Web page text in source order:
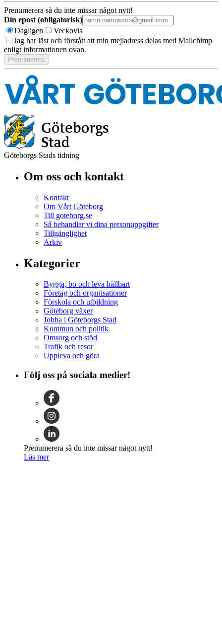
Prenumerera så du inte missar något nytt!
Din epost (obligatorisk)
Dagligen
Veckovis
Jag har läst och förstått att min mejladress delas med Mailchimp
enligt informationen ovan.
Göteborgs Stads tidning
Om oss och kontakt
Kontakt
Om Vårt Göteborg
Till goteborg.se
Så behandlar vi dina personuppgifter
Tillgänglighet
Arkiv
Kategorier
Bygga, bo och leva hållbart
Företag och organisationer
Förskola och utbildning
Göteborg växer
Jobba i Göteborgs Stad
Kommun och politik
Omsorg och stöd
Trafik och resor
Uppleva och göra
Följ oss på sociala medier!
Prenumerera så du inte missar något nytt!
Läs mer